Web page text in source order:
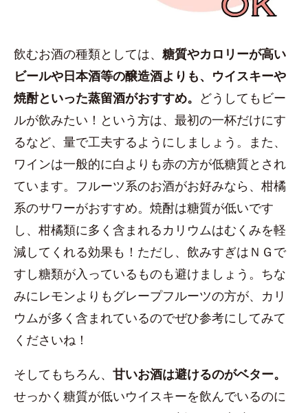
飲むお酒の種類としては、 糖質やカロリーが高い
ビールや日本酒等の醸造酒よりも、ウイスキーや
焼酎といった蒸留酒がおすすめ。 どうしてもビー
ルが飲みたい！という方は、最初の一杯だけにす
るなど、量で工夫するようにしましょう。また、
ワインは一般的に白よりも赤の方が低糖質とされ
ています。フルーツ系のお酒がお好みなら、柑橘
系のサワーがおすすめ。焼酎は糖質が低いです
し、柑橘類に多く含まれるカリウムはむくみを軽
減してくれる効果も！ただし、飲みすぎはＮＧで
すし糖類が入っているものも避けましょう。ちな
みにレモンよりもグレープフルーツの方が、カリ
ウムが多く含まれているのでぜひ参考にしてみて
くださいね！
そしてもちろん、 甘いお酒は避けるのがベター。
せっかく糖質が低いウイスキーを飲んでいるのに